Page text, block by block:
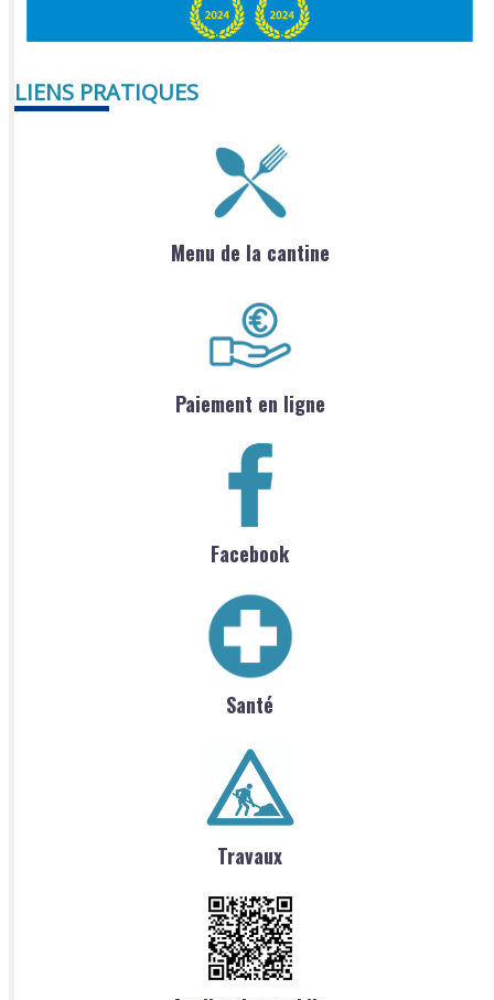
LIENS PRATIQUES
Menu de la cantine
Paiement en ligne
Facebook
Santé
Travaux